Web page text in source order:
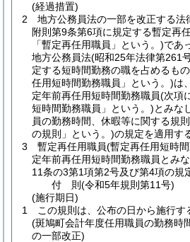
(経過措置)
2
地方公務員法の一部を改正する法
附則第9条第6項に規定する暫定再
「暫定再任用職員」という。)であ
地方公務員法(昭和25年法律第261
定する短時間勤務の職を占めるもの
任用短時間勤務職員」という。)は
定年前再任用短時間勤務職員(次項
短時間勤務職員」という。)とみな
員の勤務時間、休暇等に関する規則
の規則」という。)の規定を適用す
3
暫定再任用職員(暫定再任用短時
定年前再任用短時間勤務職員とみ
11条の3第1項第2号及び第4項の規
付 則(令和5年規則第11号)
(施行期日)
1
この規則は、公布の日から施行す
(斑鳩町会計年度任用職員の勤務時
の一部改正)